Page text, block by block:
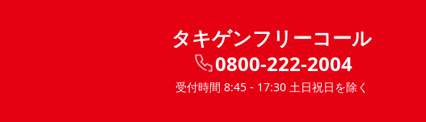
タキゲンフリーコール
0800-222-2004
受付時間 8:45 - 17:30 土日祝日を除く